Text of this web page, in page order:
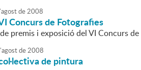
agostde2008
Concurs de Fotografies
premis i exposició del VI Concurs
agostde2008
de pintura